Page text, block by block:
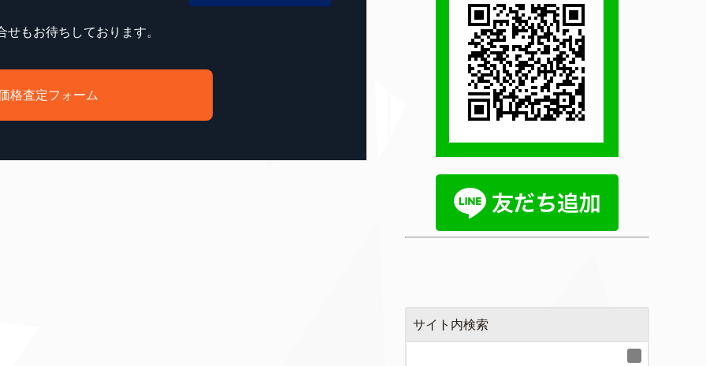
もお待ちしております。
格査定フォーム
サイト内検索